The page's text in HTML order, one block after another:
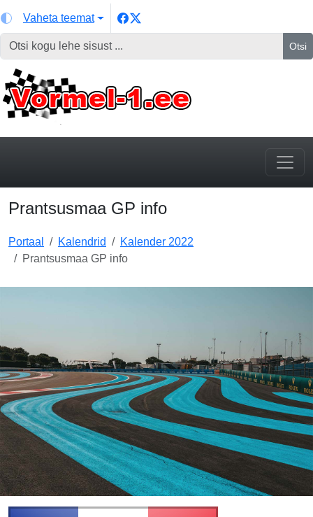
Vaheta teemat
Otsi
Prantsusmaa GP info
Portaal Kalendrid
Kalender 2022
Prantsusmaa GP info